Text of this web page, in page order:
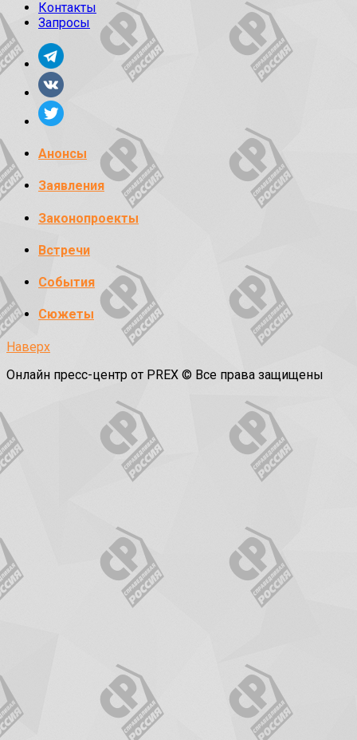
Контакты
Запросы
Анонсы
Заявления
Законопроекты
Встречи
События
Сюжеты
Наверх
Онлайн пресс-центр от PREX © Все права защищены